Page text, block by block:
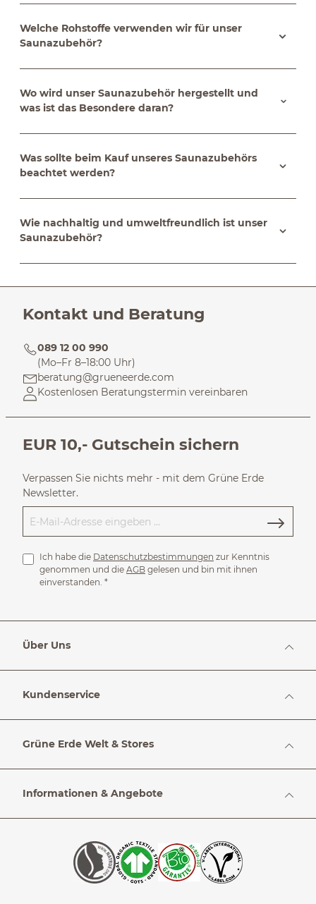
Welche Rohstoffe verwenden wir für unser
Saunazubehör?
Wo wird unser Saunazubehör hergestellt und
was ist das Besondere daran?
Was sollte beim Kauf unseres Saunazubehörs
beachtet werden?
Wie nachhaltig und umweltfreundlich ist unser
Saunazubehör?
Kontakt und Beratung
089 12 00 990
(Mo–Fr 8–18:00 Uhr)
beratung@grueneerde.com
Kostenlosen Beratungstermin vereinbaren
EUR 10,- Gutschein sichern
Verpassen Sie nichts mehr - mit dem Grüne Erde
Newsletter.
Ich habe die Datenschutzbestimmungen zur Kenntnis
genommen und die AGB gelesen und bin mit ihnen
einverstanden. *
Über Uns
Kundenservice
Grüne Erde Welt & Stores
Informationen & Angebote